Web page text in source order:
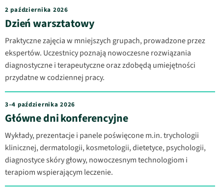
2 października 2026
Dzień warsztatowy
Praktyczne zajęcia w mniejszych grupach, prowadzone przez
ekspertów. Uczestnicy poznają nowoczesne rozwiązania
diagnostyczne i terapeutyczne oraz zdobędą umiejętności
przydatne w codziennej pracy.
3–4 października 2026
Główne dni konferencyjne
Wykłady, prezentacje i panele poświęcone m.in. trychologii
klinicznej, dermatologii, kosmetologii, dietetyce, psychologii,
diagnostyce skóry głowy, nowoczesnym technologiom i
terapiom wspierającym leczenie.